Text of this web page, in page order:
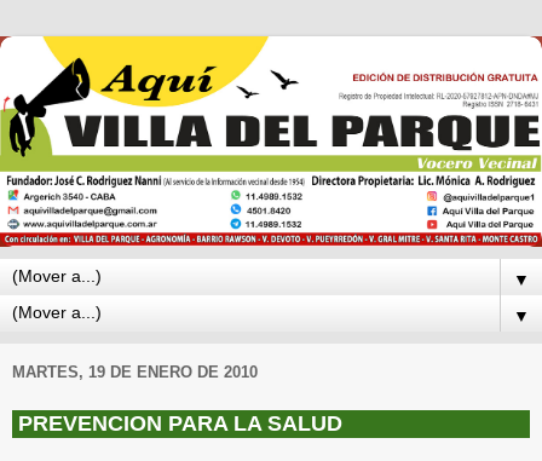
▼
▼
MARTES, 19 DE ENERO DE 2010
PREVENCION PARA LA SALUD